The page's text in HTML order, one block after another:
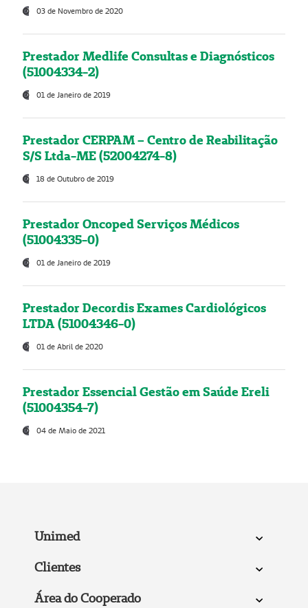
03 de Novembro de 2020
Prestador Medlife Consultas e Diagnósticos
(51004334-2)
01 de Janeiro de 2019
Prestador CERPAM – Centro de Reabilitação
S/S Ltda-ME (52004274-8)
18 de Outubro de 2019
Prestador Oncoped Serviços Médicos
(51004335-0)
01 de Janeiro de 2019
Prestador Decordis Exames Cardiológicos
LTDA (51004346-0)
01 de Abril de 2020
Prestador Essencial Gestão em Saúde Ereli
(51004354-7)
04 de Maio de 2021
Unimed
Clientes
Área do Cooperado